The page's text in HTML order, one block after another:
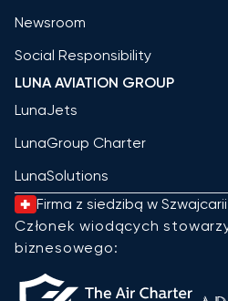
Newsroom
Social Responsibility
LUNA AVIATION GROUP
LunaJets
LunaGroup Charter
LunaSolutions
Firma z siedzibą w Szwajcarii
Członek wiodących
biznesowego: